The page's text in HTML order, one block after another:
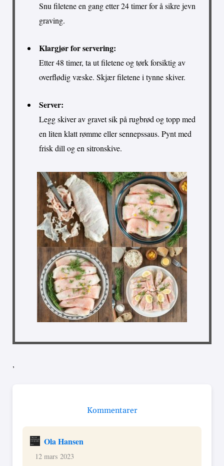
Snu filetene en gang etter 24 timer for å sikre jevn
graving.
Klargjør for servering:
Etter 48 timer, ta ut filetene og tørk forsiktig av
overflødig væske. Skjær filetene i tynne skiver.
Server:
Legg skiver av gravet sik på rugbrød og topp med
en liten klatt rømme eller sennepssaus. Pynt med
frisk dill og en sitronskive.
,
Kommentarer
Ola Hansen
12 mars 2023